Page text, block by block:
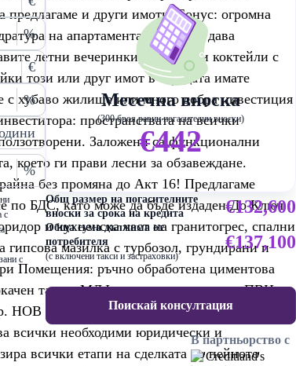
предлагаме и други имоти. Бонус: огромна
на апартамента, която Ви дава
летни вечеринки, барбекю и коктейли с
този или друг имот в сградата имате
с хубаво жилище или много добра инвестиция
пространствата на всички
Заложени са функционални
което ги прави лесни за обзавеждане.
без промяна до Акт 16! Предлагаме
по БДС, като може да бъде издаден До Ключ :
и кухненска част на гранитогрес, спални
мазилка с турбозол, грундирани и
Помещения: ръчно обработена циментова
таван. МДФ интериорни врати и ПВЦ
НОВ ДОМ 1' горещо препоръчва този имот
всички необходими юридически и
всички етапи на сделката до нейното
%
€
%
%
с
с
Месечна вноска
(300 броя равни погасителни вноски)
€442
Общ размер на погасителните
вноски за срока на кредита
€132,600
Обща сума дължима от
потребителя
(с включени такси и застраховки)
€137,100
Поискай консултация
В партньорство с